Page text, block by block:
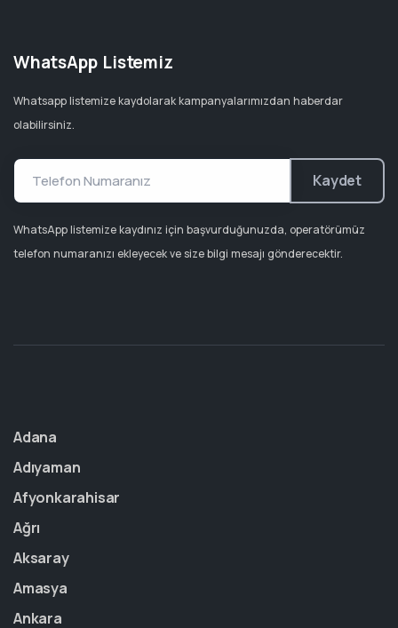
WhatsApp Listemiz
Whatsapp listemize kaydolarak kampanyalarımızdan haberdar
olabilirsiniz.
Kaydet
WhatsApp listemize kaydınız için başvurduğunuzda, operatörümüz
telefon numaranızı ekleyecek ve size bilgi mesajı gönderecektir.
Adana
Adıyaman
Afyonkarahisar
Ağrı
Aksaray
Amasya
Ankara